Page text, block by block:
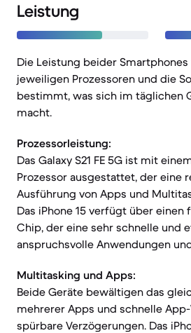
Leistung
Die Leistung beider
jeweiligen Prozessoren und die
bestimmt, was sich im täglichen
macht.
Prozessorleistung:
Das Galaxy S21 FE 5G ist mit
Prozessor ausgestattet, der eine
Ausführung von Apps und
Das iPhone 15 verfügt über
Chip, der eine sehr schnelle und
anspruchsvolle Anwendungen
Multitasking und Apps:
Beide Geräte bewältigen das
mehrerer Apps und schnelle
spürbare Verzögerungen. Das